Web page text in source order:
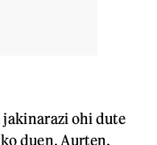
ohi dute
duen. Aurten,